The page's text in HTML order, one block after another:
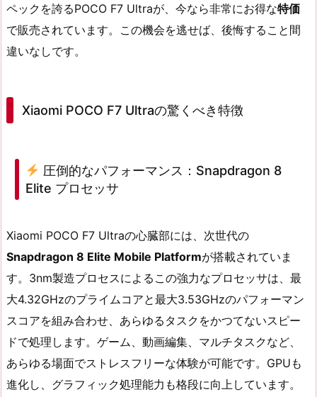
ペックを誇るPOCO F7 Ultraが、今なら非常にお得な特価
で販売されています。この機会を逃せば、後悔すること間
違いなしです。
Xiaomi POCO F7 Ultraの驚くべき特徴
圧倒的なパフォーマンス：Snapdragon 8
Elite プロセッサ
Xiaomi POCO F7 Ultraの心臓部には、次世代の
Snapdragon 8 Elite Mobile Platformが搭載されていま
す。3nm製造プロセスによるこの強力なプロセッサは、最
大4.32GHzのプライムコアと最大3.53GHzのパフォーマン
スコアを組み合わせ、あらゆるタスクをかつてないスピー
ドで処理します。ゲーム、動画編集、マルチタスクなど、
あらゆる場面でストレスフリーな体験が可能です。GPUも
進化し、グラフィック処理能力も格段に向上しています。